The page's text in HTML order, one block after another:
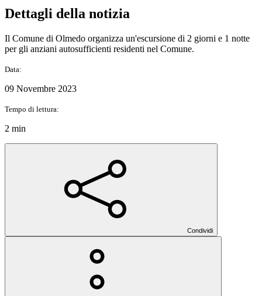
Dettagli della notizia
Il Comune di Olmedo organizza un'escursione di 2 giorni e 1 notte
per gli anziani autosufficienti residenti nel Comune.
Data:
09 Novembre 2023
Tempo di lettura:
2 min
Condividi